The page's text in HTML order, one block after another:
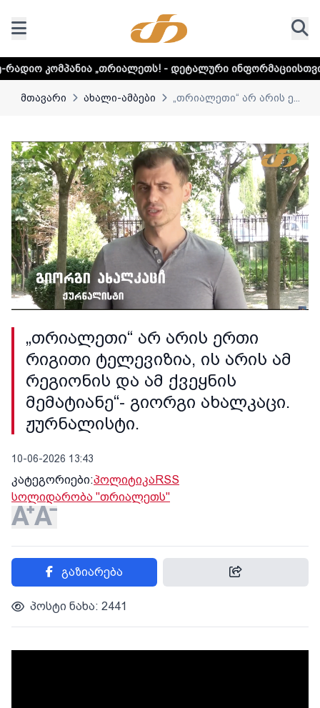
„თრიალეთს! - დეტალური ინფორმაციისთვის დააკლიკეთ
მთავარი ახალი-ამბები „თრიალეთი“ არ არის ე...
„თრიალეთი“ არ არის ერთი
რიგითი ტელევიზია, ის არის ამ
რეგიონის და ამ ქვეყნის
მემატიანე“- გიორგი ახალკაცი.
ჟურნალისტი.
10-06-2026 13:43
კატეგორიები:პოლიტიკაRSS
სოლიდარობა "თრიალეთს"
გაზიარება
პოსტი ნახა: 2441